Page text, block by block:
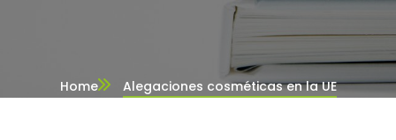
Home Alegaciones cosméticas en la UE